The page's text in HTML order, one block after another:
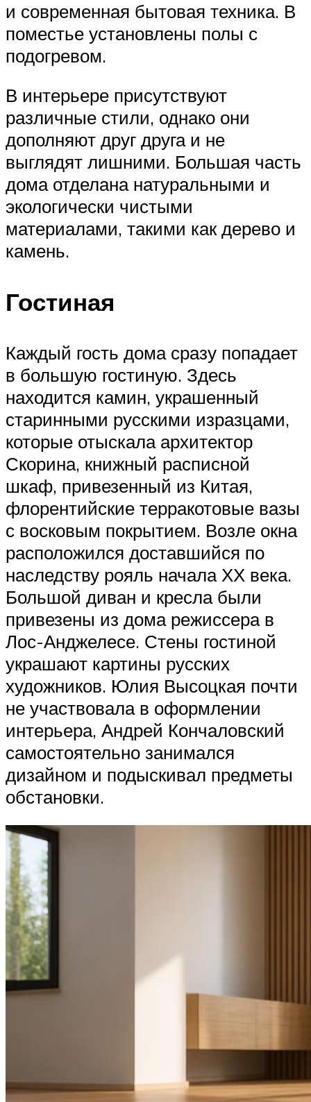
и современная бытовая техника. В
поместье установлены полы с
подогревом.
В интерьере присутствуют
различные стили, однако они
дополняют друг друга и не
выглядят лишними. Большая часть
дома отделана натуральными и
экологически чистыми
материалами, такими как дерево и
камень.
Гостиная
Каждый гость дома сразу попадает
в большую гостиную. Здесь
находится камин, украшенный
старинными русскими изразцами,
которые отыскала архитектор
Скорина, книжный расписной
шкаф, привезенный из Китая,
флорентийские терракотовые вазы
с восковым покрытием. Возле окна
расположился доставшийся по
наследству рояль начала ХХ века.
Большой диван и кресла были
привезены из дома режиссера в
Лос-Анджелесе. Стены гостиной
украшают картины русских
художников. Юлия Высоцкая почти
не участвовала в оформлении
интерьера, Андрей Кончаловский
самостоятельно занимался
дизайном и подыскивал предметы
обстановки.